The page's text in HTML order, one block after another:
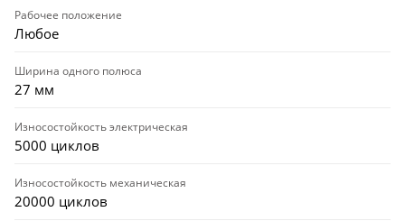
Рабочее положение
Любое
Ширина одного полюса
27 мм
Износостойкость электрическая
5000 циклов
Износостойкость механическая
20000 циклов